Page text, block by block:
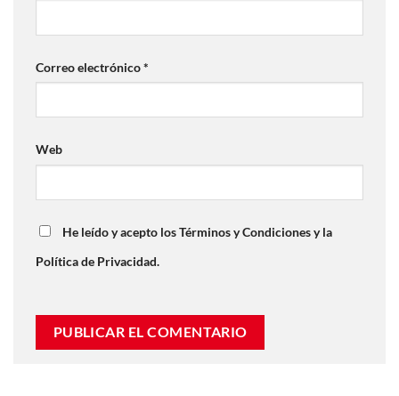
Correo electrónico*
Web
He leído y acepto los Términos y Condiciones y la
Política de Privacidad.